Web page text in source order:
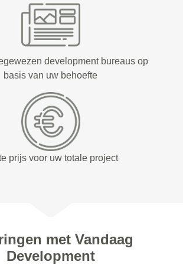
development bureaus op
basis van uw behoefte
prijs voor uw totale project
met Vandaag
Development